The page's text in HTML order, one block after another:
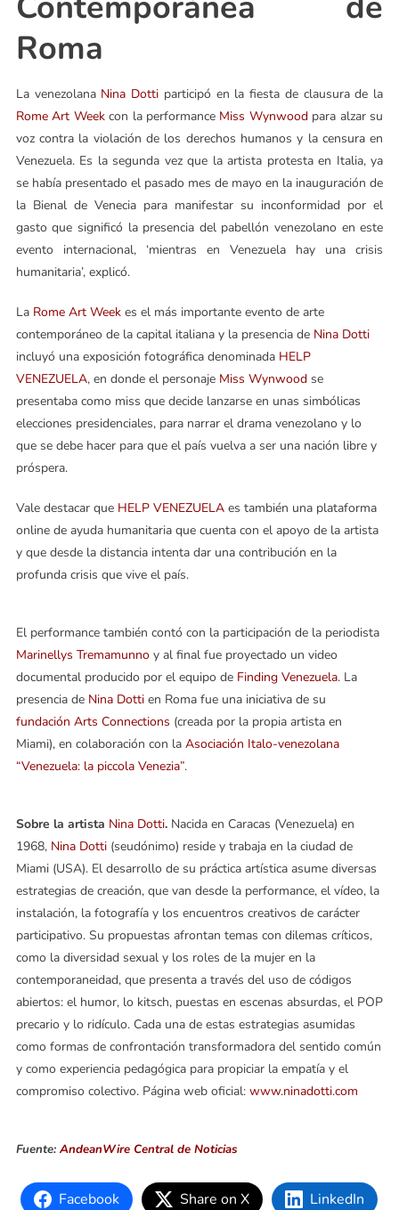
Roma
La venezolana Nina Dotti participó en la fiesta de clausura de la
Rome Art Weekcon la performance Miss Wynwoodpara alzar su
voz contra la violación de los derechos humanos y la censura en
Venezuela. Es la segunda vez que la artista protesta en Italia, ya
se había presentado el pasado mes de mayo en la inauguración de
la Bienal de Venecia para manifestar su inconformidad por el
gasto que significó la presencia del pabellón venezolano en este
evento internacional, ‘mientras en Venezuela hay una crisis
humanitaria’, explicó.
La Rome Art Weekes el más importante evento de arte
contemporáneo de la capital italiana y la presencia de Nina Dotti
incluyó una exposición fotográfica denominada HELP
VENEZUELA, en donde el personaje Miss Wynwoodse
presentaba como miss que decide lanzarse en unas simbólicas
elecciones presidenciales, para narrar el drama venezolano y lo
que se debe hacer para que el país vuelva a ser una nación libre y
próspera.
Vale destacar que HELP VENEZUELAes también una plataforma
online de ayuda humanitaria que cuenta con el apoyo de la artista
y que desde la distancia intenta dar una contribución en la
profunda crisis que vive el país.
El performance también contó con la participación de la periodista
Marinellys Tremamunnoy al final fue proyectado un video
documental producido por el equipo de Finding Venezuela. La
presencia de Nina Dottien Roma fue una iniciativa de su
fundación Arts Connections (creada por la propia artista en
Miami), en colaboración con la Asociación Italo-venezolana
“Venezuela: la piccola Venezia”.
Sobre la artista Nina Dotti.Nacida en Caracas (Venezuela) en
1968, Nina Dotti(seudónimo) reside y trabaja en la ciudad de
Miami (USA). El desarrollo de su práctica artística asume diversas
estrategias de creación, que van desde la performance, el vídeo, la
instalación, la fotografía y los encuentros creativos de carácter
participativo. Su propuestas afrontan temas con dilemas críticos,
como la diversidad sexual y los roles de la mujer en la
contemporaneidad, que presenta a través del uso de códigos
abiertos: el humor, lo kitsch, puestas en escenas absurdas, el POP
precario y lo ridículo. Cada una de estas estrategias asumidas
como formas de confrontación transformadora del sentido común
y como experiencia pedagógica para propiciar la empatía y el
compromiso colectivo. Página web oficial: www.ninadotti.com
Fuente: AndeanWire Central de Noticias
Facebook Share on X LinkedIn